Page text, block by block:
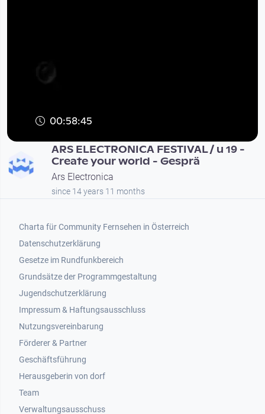
00:58:45
ARS ELECTRONICA FESTIVAL / u 19 -
Create your world - Gesprä
Ars Electronica
since 14 years 11 months
Footer 1
Charta für Community Fernsehen in Österreich
Datenschutzerklärung
Gesetze im Rundfunkbereich
Grundsätze der Programmgestaltung
Jugendschutzerklärung
Impressum & Haftungsausschluss
Nutzungsvereinbarung
Footer 2
Förderer & Partner
Geschäftsführung
Herausgeberin von dorf
Team
Verwaltungsausschuss